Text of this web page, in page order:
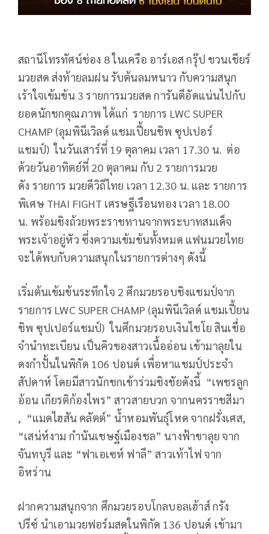
สถานีโทรทัศน์ช่อง 8 ในเครือ อาร์เอส กรุ๊ป ชวนเชียร์
มวยสด ส่งท้ายลมฝน รับต้นลมหนาว กับความสนุก
เร้าใจเข้มข้น 3 รายการมวยสด การันตีอัดแน่นไปกับ
ยอดนักชกคุณภาพได้แก่ รายการ LWC SUPER
CHAMP (ลุมพินีเวิลด์ แชมเปี้ยนชิพ ซุปเปอร์
แชมป์) ในวันเสาร์ที่ 19 ตุลาคม เวลา 17.30 น. ต่อ
ด้วยวันอาทิตย์ที่ 20 ตุลาคม กับ 2 รายการมวย
ดัง รายการ มวยดีวิถีไทย เวลา 12.30 น. และ รายการ
พิเศษ THAI FIGHT เศรษฐีเรือนทอง เวลา 18.00
น. พร้อมชิงถ้วยพระราชทานจากพระบาทสมเด็จ
พระเจ้าอยู่หัว ซึ่งความเข้มข้นทั้งหมด แฟนมวยไทย
จะได้พบกับความสนุกในรายการต่างๆ ดังนี้
เริ่มต้นเข้มข้นระทึกใจ 2 ศึกมวยรอบชิงแชมป์จาก
รายการ LWC SUPER CHAMP (ลุมพินีเวิลด์ แชมเปี้ยน
ชิพ ซุปเปอร์แชมป์) ในศึกมวยรอบเงินไชโย สินเชื่อ
จำนำทะเบียน เป็นคิวของสาวเนื้ออ่อน เข้ามาลุยใน
ดงกำปั้นในพิกัด 106 ปอนด์ เพื่อหาแชมป์ประจำ
สัปดาห์ โดยมีสาวนักชกเข้าร่วมชิงชัยดังนี้ “เพชรลูก
อ้อน เกียรติก้องไพร” สาวสายบวก จากนครราชสีมา
, “แมดไฮสัน คลัตต์” น้ำหอมพันธุ์โหด จากฝรั่งเศส,
“เสน่ห์งาม กำนันเชษฐ์เมืองชล” นางฟ้าขาลุย จาก
จันทบุรี และ “ฟาเอเซห์ ฟาลี” สาวเท้าไฟ จาก
อิหร่าน
ฝากความสนุกจาก ศึกมวยรอบโกลบอลเฮ้าส์ กรัง
ปรีซ์ นำเอามวยฟอร์มสดในพิกัด 136 ปอนด์ เข้ามา